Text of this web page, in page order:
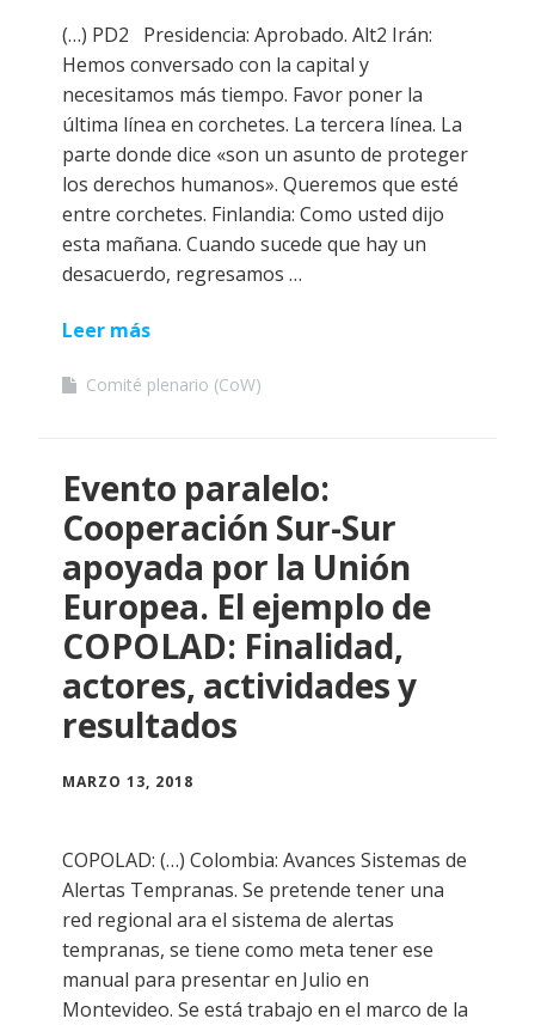
(…) PD2 Presidencia: Aprobado. Alt2 Irán:
Hemos conversado con la capital y
necesitamos más tiempo. Favor poner la
última línea en corchetes. La tercera línea. La
parte donde dice «son un asunto de proteger
los derechos humanos». Queremos que esté
entre corchetes. Finlandia: Como usted dijo
esta mañana. Cuando sucede que hay un
desacuerdo, regresamos …
Leer más
Comité plenario (CoW)
Evento paralelo:
Cooperación Sur-Sur
apoyada por la Unión
Europea. El ejemplo de
COPOLAD: Finalidad,
actores, actividades y
resultados
MARZO 13, 2018
COPOLAD: (…) Colombia: Avances Sistemas de
Alertas Tempranas. Se pretende tener una
red regional ara el sistema de alertas
tempranas, se tiene como meta tener ese
manual para presentar en Julio en
Montevideo. Se está trabajo en el marco de la